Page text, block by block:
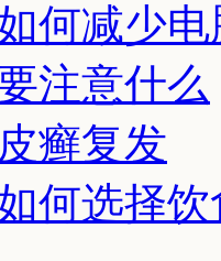
何减少
注意什么
癣复发
何选择饮